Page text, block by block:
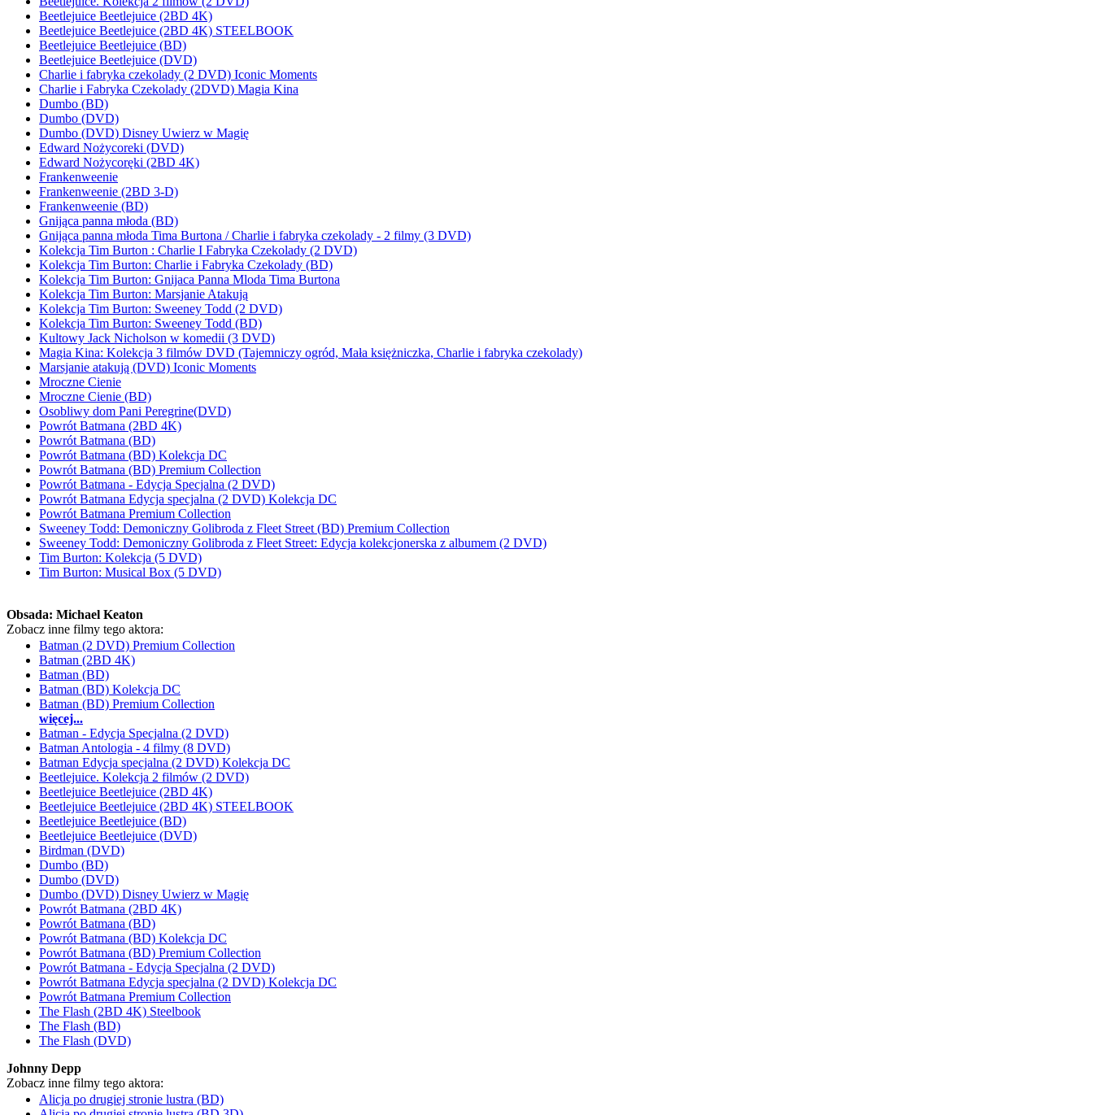
Beetlejuice Beetlejuice (2BD 4K)
Beetlejuice Beetlejuice (2BD 4K) STEELBOOK
Beetlejuice Beetlejuice (BD)
Beetlejuice Beetlejuice (DVD)
Charlie i fabryka czekolady (2 DVD) Iconic Moments
Charlie i Fabryka Czekolady (2DVD) Magia Kina
Dumbo (BD)
Dumbo (DVD)
Dumbo (DVD) Disney Uwierz w Magię
Edward Nożycoreki (DVD)
Edward Nożycoręki (2BD 4K)
Frankenweenie
Frankenweenie (2BD 3-D)
Frankenweenie (BD)
Gnijąca panna młoda (BD)
Gnijąca panna młoda Tima Burtona / Charlie i fabryka czekolady - 2 filmy (3 DVD)
Kolekcja Tim Burton : Charlie I Fabryka Czekolady (2 DVD)
Kolekcja Tim Burton: Charlie i Fabryka Czekolady (BD)
Kolekcja Tim Burton: Gnijaca Panna Mloda Tima Burtona
Kolekcja Tim Burton: Marsjanie Atakują
Kolekcja Tim Burton: Sweeney Todd (2 DVD)
Kolekcja Tim Burton: Sweeney Todd (BD)
Kultowy Jack Nicholson w komedii (3 DVD)
Magia Kina: Kolekcja 3 filmów DVD (Tajemniczy ogród, Mała księżniczka, Charlie i fabryka czekolady)
Marsjanie atakują (DVD) Iconic Moments
Mroczne Cienie
Mroczne Cienie (BD)
Osobliwy dom Pani Peregrine(DVD)
Powrót Batmana (2BD 4K)
Powrót Batmana (BD)
Powrót Batmana (BD) Kolekcja DC
Powrót Batmana (BD) Premium Collection
Powrót Batmana - Edycja Specjalna (2 DVD)
Powrót Batmana Edycja specjalna (2 DVD) Kolekcja DC
Powrót Batmana Premium Collection
Sweeney Todd: Demoniczny Golibroda z Fleet Street (BD) Premium Collection
Sweeney Todd: Demoniczny Golibroda z Fleet Street: Edycja kolekcjonerska z albumem (2 DVD)
Tim Burton: Kolekcja (5 DVD)
Tim Burton: Musical Box (5 DVD)
Obsada: Michael Keaton
Zobacz inne filmy tego aktora:
Batman (2 DVD) Premium Collection
Batman (2BD 4K)
Batman (BD)
Batman (BD) Kolekcja DC
Batman (BD) Premium Collection
więcej...
Batman - Edycja Specjalna (2 DVD)
Batman Antologia - 4 filmy (8 DVD)
Batman Edycja specjalna (2 DVD) Kolekcja DC
Beetlejuice. Kolekcja 2 filmów (2 DVD)
Beetlejuice Beetlejuice (2BD 4K)
Beetlejuice Beetlejuice (2BD 4K) STEELBOOK
Beetlejuice Beetlejuice (BD)
Beetlejuice Beetlejuice (DVD)
Birdman (DVD)
Dumbo (BD)
Dumbo (DVD)
Dumbo (DVD) Disney Uwierz w Magię
Powrót Batmana (2BD 4K)
Powrót Batmana (BD)
Powrót Batmana (BD) Kolekcja DC
Powrót Batmana (BD) Premium Collection
Powrót Batmana - Edycja Specjalna (2 DVD)
Powrót Batmana Edycja specjalna (2 DVD) Kolekcja DC
Powrót Batmana Premium Collection
The Flash (2BD 4K) Steelbook
The Flash (BD)
The Flash (DVD)
Johnny Depp
Zobacz inne filmy tego aktora:
Alicja po drugiej stronie lustra (BD)